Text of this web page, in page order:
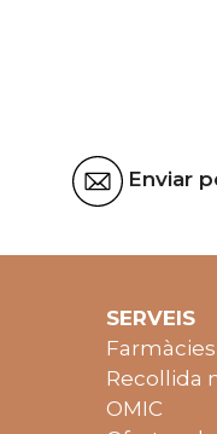
Enviar
SERVEIS
Farmàcies
Recollida
OMIC